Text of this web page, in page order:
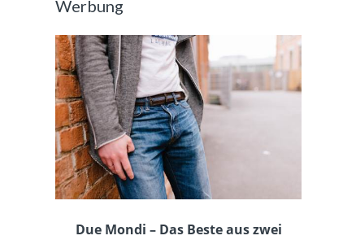
Werbung
Due Mondi – Das Beste aus zwei